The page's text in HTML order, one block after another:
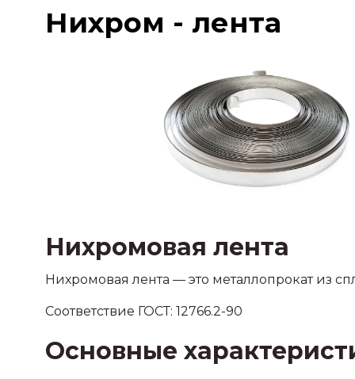
Нихром - лента
Нихромовая лента
Нихромовая лента — это металлопрокат из
Соответствие ГОСТ: 12766.2-90
Основные